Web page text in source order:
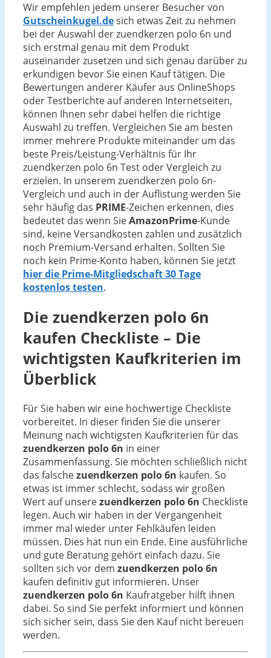
Wir empfehlen jedem unserer Besucher von
Gutscheinkugel.desich etwas Zeit zu nehmen
bei der Auswahl der zuendkerzen polo 6n und
sich erstmal genau mit dem Produkt
auseinander zusetzen und sich genau darüber zu
erkundigen bevor Sie einen Kauf tätigen. Die
Bewertungen anderer Käufer aus OnlineShops
oder Testberichte auf anderen Internetseiten,
können Ihnen sehr dabei helfen die richtige
Auswahl zu treffen. Vergleichen Sie am besten
immer mehrere Produkte miteinander um das
beste Preis/Leistung-Verhältnis für Ihr
zuendkerzen polo 6n Test oder Vergleich zu
erzielen. In unserem zuendkerzen polo 6n-
Vergleich und auch in der Auflistung werden Sie
sehr häufig das PRIME-Zeichen erkennen, dies
bedeutet das wenn SieAmazonPrime-Kunde
sind, keine Versandkosten zahlen und zusätzlich
noch Premium-Versand erhalten. Sollten Sie
noch kein Prime-Konto haben, können Sie jetzt
hier die Prime-Mitgliedschaft 30 Tage
kostenlos testen.
Die zuendkerzen polo 6n
kaufen Checkliste – Die
wichtigsten Kaufkriterien im
Überblick
Für Sie haben wir eine hochwertige Checkliste
vorbereitet. In dieser finden Sie die unserer
Meinung nach wichtigsten Kaufkriterien für das
zuendkerzen polo 6n in einer
Zusammenfassung. Sie möchten schließlich nicht
das falschezuendkerzen polo 6n kaufen. So
etwas ist immer schlecht, sodass wir großen
Wert auf unserezuendkerzen polo 6n Checkliste
legen. Auch wir haben in der Vergangenheit
immer mal wieder unter Fehlkäufen leiden
müssen. Dies hat nun ein Ende. Eine ausführliche
und gute Beratung gehört einfach dazu. Sie
sollten sich vor dem zuendkerzen polo 6n
kaufen definitiv gut informieren. Unser
zuendkerzen polo 6n Kaufratgeber hilft ihnen
dabei. So sind Sie perfekt informiert und können
sich sicher sein, dass Sie den Kauf nicht bereuen
werden.